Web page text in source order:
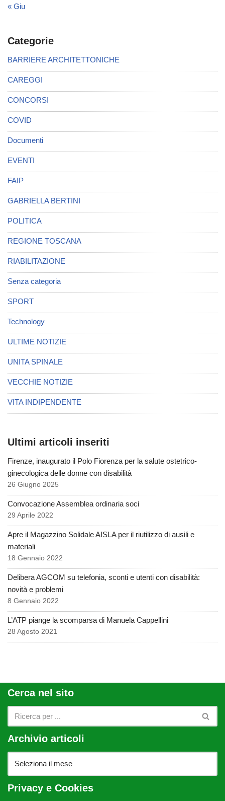
« Giu
Categorie
BARRIERE ARCHITETTONICHE
CAREGGI
CONCORSI
COVID
Documenti
EVENTI
FAIP
GABRIELLA BERTINI
POLITICA
REGIONE TOSCANA
RIABILITAZIONE
Senza categoria
SPORT
Technology
ULTIME NOTIZIE
UNITA SPINALE
VECCHIE NOTIZIE
VITA INDIPENDENTE
Ultimi articoli inseriti
Firenze, inaugurato il Polo Fiorenza per la salute ostetrico-
ginecologica delle donne con disabilità
26 Giugno 2025
Convocazione Assemblea ordinaria soci
29 Aprile 2022
Apre il Magazzino Solidale AISLA per il riutilizzo di ausili e
materiali
18 Gennaio 2022
Delibera AGCOM su telefonia, sconti e utenti con disabilità:
novità e problemi
8 Gennaio 2022
L’ATP piange la scomparsa di Manuela Cappellini
28 Agosto 2021
Cerca nel sito
Archivio articoli
Privacy e Cookies